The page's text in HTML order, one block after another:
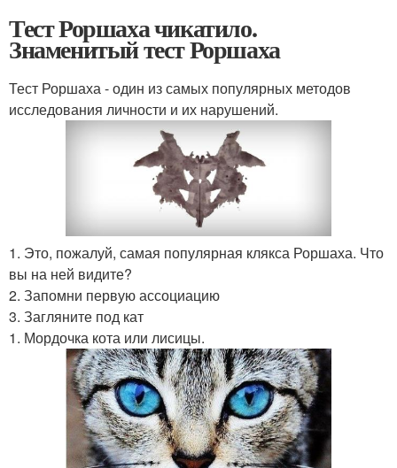
Тест Роршаха чикатило.
Знаменитый тест Роршаха
Тест Роршаха - один из самых популярных методов
исследования личности и их нарушений.
1. Это, пожалуй, самая популярная клякса Роршаха. Что
вы на ней видите?
2. Запомни первую ассоциацию
3. Загляните под кат
1. Мордочка кота или лисицы.